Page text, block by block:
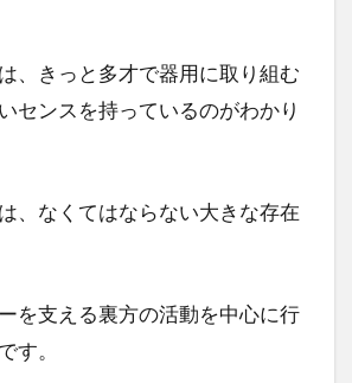
、きっと多才で器用に取り組む
センスを持っているのがわかり
、なくてはならない大きな存在
を支える裏方の活動を中心に行
す。